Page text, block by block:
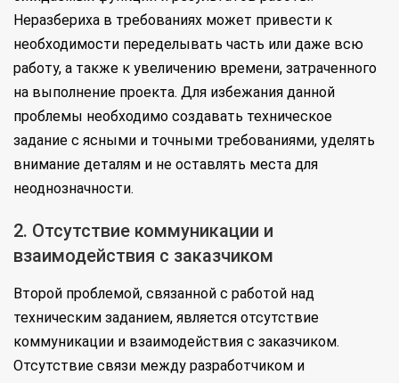
Неразбериха в требованиях может привести к
необходимости переделывать часть или даже всю
работу, а также к увеличению времени, затраченного
на выполнение проекта. Для избежания данной
проблемы необходимо создавать техническое
задание с ясными и точными требованиями, уделять
внимание деталям и не оставлять места для
неоднозначности.
2. Отсутствие коммуникации и
взаимодействия с заказчиком
Второй проблемой, связанной с работой над
техническим заданием, является отсутствие
коммуникации и взаимодействия с заказчиком.
Отсутствие связи между разработчиком и